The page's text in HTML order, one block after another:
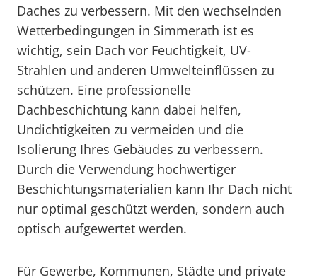
Daches zu verbessern. Mit den wechselnden
Wetterbedingungen in Simmerath ist es
wichtig, sein Dach vor Feuchtigkeit, UV-
Strahlen und anderen Umwelteinflüssen zu
schützen. Eine professionelle
Dachbeschichtung kann dabei helfen,
Undichtigkeiten zu vermeiden und die
Isolierung Ihres Gebäudes zu verbessern.
Durch die Verwendung hochwertiger
Beschichtungsmaterialien kann Ihr Dach nicht
nur optimal geschützt werden, sondern auch
optisch aufgewertet werden.
Für Gewerbe, Kommunen, Städte und private